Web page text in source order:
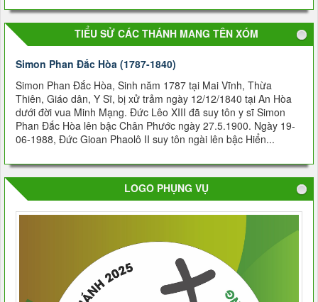
TIỂU SỬ CÁC THÁNH MANG TÊN XÓM
Simon Phan Ðắc Hòa (1787-1840)
Simon Phan Ðắc Hòa, Sinh năm 1787 tại Mai Vĩnh, Thừa
Thiên, Giáo dân, Y Sĩ, bị xử trảm ngày 12/12/1840 tại An Hòa
dưới đời vua Minh Mạng. Đức Lêo XIII đã suy tôn y sĩ Simon
Phan Đắc Hòa lên bậc Chân Phước ngày 27.5.1900. Ngày 19-
06-1988, Đức Gioan Phaolô II suy tôn ngài lên bậc Hiển...
LOGO PHỤNG VỤ